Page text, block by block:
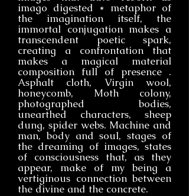
imago digested * metaphor of
the imagination itself, the
immortal conjugation makes a
transcendent poetic spark,
creating a confrontation that
makes a magical material
composition full of presence .
Asphalt cloth, Virgin wool,
honeycomb, Moth colony,
photographed bodies,
unearthed characters, sheep
dung, spider webs. Machine and
man, body and soul, stages of
the dreaming of images, states
of consciousness that, as they
appear, make of my being a
vertiginous connection between
the divine and the concrete.